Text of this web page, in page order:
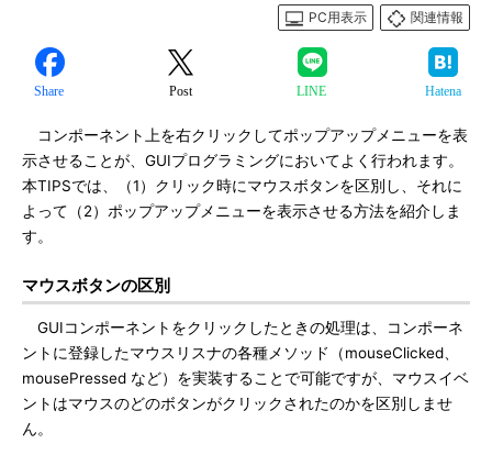
PC用表示
関連情報
Share Post LINE Hatena
コンポーネント上を右クリックしてポップアップメニューを表
示させることが、GUIプログラミングにおいてよく行われます。
本TIPSでは、（1）クリック時にマウスボタンを区別し、それに
よって（2）ポップアップメニューを表示させる方法を紹介しま
す。
マウスボタンの区別
GUIコンポーネントをクリックしたときの処理は、コンポーネ
ントに登録したマウスリスナの各種メソッド（mouseClicked、
mousePressed など）を実装することで可能ですが、マウスイベ
ントはマウスのどのボタンがクリックされたのかを区別しませ
ん。